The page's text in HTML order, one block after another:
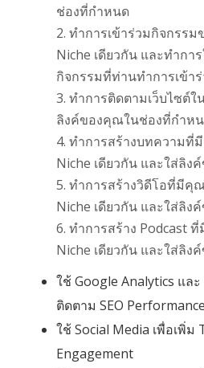
ช่องที่กำหนด
2. ทำการเข้าร่วมกิจกรร
Niche เดียวกัน และทำก
กิจกรรมที่ท่านทำการเข้า
3. ทำการติดตามเว็บไซต์ใ
ลิงค์ของคุณในช่องที่กำห
4. ทำการสร้างบทความ
Niche เดียวกัน และใส่ลิ
5. ทำการสร้างวิดีโอที่มีคุ
Niche เดียวกัน และใส่ลิ
6. ทำการสร้าง Podcast
Niche เดียวกัน และใส่ลิ
ใช้ Google Analytics แล
ติดตาม SEO Performance
ใช้ Social Media เพื่อเพิ่ม
Engagement